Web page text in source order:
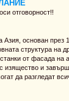
отговорност!!
основан през
структура на
от фасада
изящество и
да разгледат